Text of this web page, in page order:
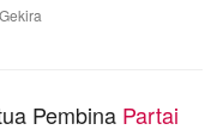
Pembina Partai